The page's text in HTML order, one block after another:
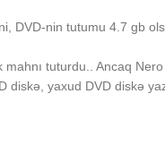
DVD-nin tutumu 4.7 gb
tuturdu.. Ancaq
diskə, yaxud DVD diskə